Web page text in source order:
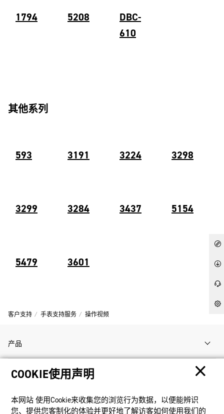
1794 5208
DBC-
610
其他系列
593 3191 3224 3298
3299 3284 3437 5154
5479 3601
客户支持 手表支持服务 操作视频
产品
客户支持
资讯
COOKIE使用声明
本网站 使⽤Cookie来收集您的浏览⾏为数据，以便能辨识
您、提供您客制化的体验并更好地了解访客如何使⽤我们的